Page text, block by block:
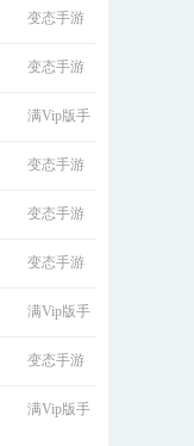
变态手游
变态手游
满Vip版手
变态手游
变态手游
变态手游
满Vip版手
变态手游
满Vip版手